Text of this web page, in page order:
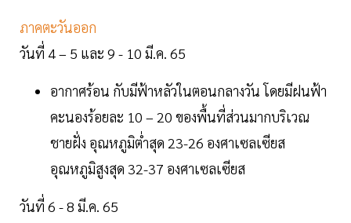
ภาคตะวันออก
วันที่ 4 – 5 และ 9 - 10 มี.ค. 65
อากาศร้อน กับมีฟ้าหลัวในตอนกลางวัน โดยมีฝนฟ้า
คะนองร้อยละ 10 – 20 ของพื้นที่ส่วนมากบริเวณ
ชายฝั่ง อุณหภูมิต่ำสุด 23-26 องศาเซลเซียส
อุณหภูมิสูงสุด 32-37 องศาเซลเซียส
วันที่ 6 - 8 มี.ค. 65